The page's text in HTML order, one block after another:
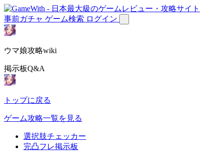
事前ガチャ ゲーム検索 ログイン
ウマ娘攻略wiki
掲示板Q&A
トップに戻る
ゲーム攻略一覧を見る
選択肢チェッカー
完凸フレ掲示板